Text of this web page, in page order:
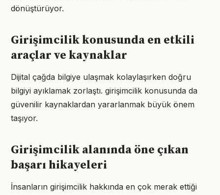
dönüştürüyor.
Girişimcilik konusunda en etkili
araçlar ve kaynaklar
Dijital çağda bilgiye ulaşmak kolaylaşırken doğru
bilgiyi ayıklamak zorlaştı. girişimcilik konusunda da
güvenilir kaynaklardan yararlanmak büyük önem
taşıyor.
Girişimcilik alanında öne çıkan
başarı hikayeleri
İnsanların girişimcilik hakkında en çok merak ettiği